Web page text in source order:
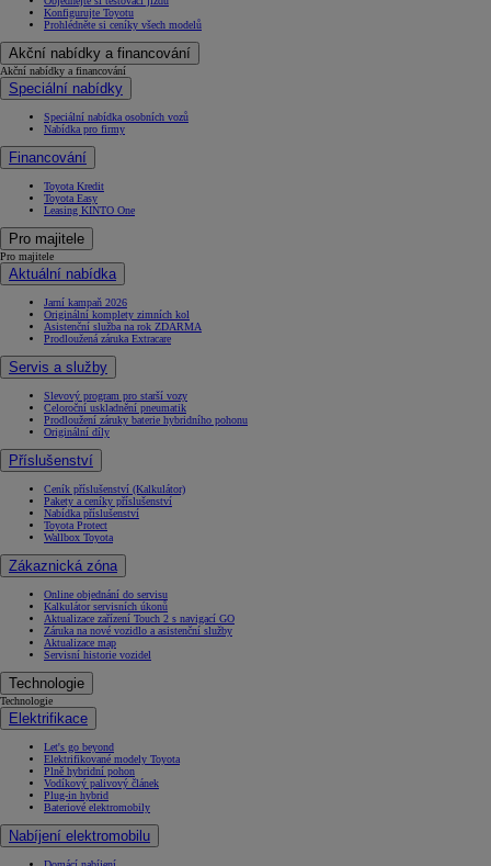
Konfigurujte Toyotu
Prohlédněte si ceníky všech modelů
Akční nabídky a financování
Akční nabídky a financování
Speciální nabídky
Speciální nabídka osobních vozů
Nabídka pro firmy
Financování
Toyota Kredit
Toyota Easy
Leasing KINTO One
Pro majitele
Pro majitele
Aktuální nabídka
Jarní kampaň 2026
Originální komplety zimních kol
Asistenční služba na rok ZDARMA
Prodloužená záruka Extracare
Servis a služby
Slevový program pro starší vozy
Celoroční uskladnění pneumatik
Prodloužení záruky baterie hybridního pohonu
Originální díly
Příslušenství
Ceník příslušenství (Kalkulátor)
Pakety a ceníky příslušenství
Nabídka příslušenství
Toyota Protect
Wallbox Toyota
Zákaznická zóna
Online objednání do servisu
Kalkulátor servisních úkonů
Aktualizace zařízení Touch 2 s navigací GO
Záruka na nové vozidlo a asistenční služby
Aktualizace map
Servisní historie vozidel
Technologie
Technologie
Elektrifikace
Let's go beyond
Elektrifikované modely Toyota
Plně hybridní pohon
Vodíkový palivový článek
Plug-in hybrid
Bateriové elektromobily
Nabíjení elektromobilu